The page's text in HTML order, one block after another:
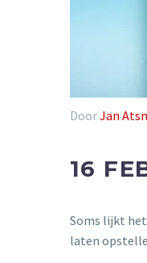
DoorJan
16
Soms lijkt
laten